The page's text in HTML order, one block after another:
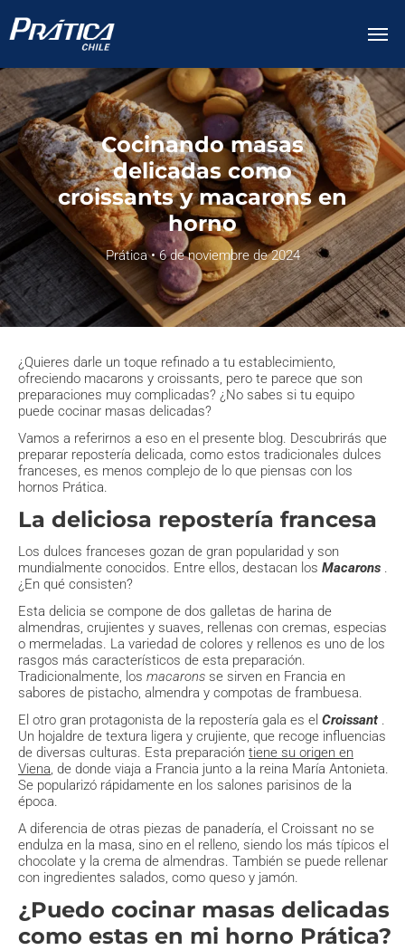
Cocinando masas
delicadas como
croissants y macarons en
horno
Prática • 6 de noviembre de 2024
¿Quieres darle un toque refinado a tu establecimiento,
ofreciendo macarons y croissants, pero te parece que son
preparaciones muy complicadas? ¿No sabes si tu equipo
puede cocinar masas delicadas?
Vamos a referirnos a eso en el presente blog. Descubrirás que
preparar repostería delicada, como estos tradicionales dulces
franceses, es menos complejo de lo que piensas con los
hornos Prática.
La deliciosa repostería francesa
Los dulces franceses gozan de gran popularidad y son
mundialmente conocidos. Entre ellos, destacan los Macarons .
¿En qué consisten?
Esta delicia se compone de dos galletas de harina de
almendras, crujientes y suaves, rellenas con cremas, especias
o mermeladas. La variedad de colores y rellenos es uno de los
rasgos más característicos de esta preparación.
Tradicionalmente, los macarons se sirven en Francia en
sabores de pistacho, almendra y compotas de frambuesa.
El otro gran protagonista de la repostería gala es el Croissant .
Un hojaldre de textura ligera y crujiente, que recoge influencias
de diversas culturas. Esta preparación tiene su origen en
Viena, de donde viaja a Francia junto a la reina María Antonieta.
Se popularizó rápidamente en los salones parisinos de la
época.
A diferencia de otras piezas de panadería, el Croissant no se
endulza en la masa, sino en el relleno, siendo los más típicos el
chocolate y la crema de almendras. También se puede rellenar
con ingredientes salados, como queso y jamón.
¿Puedo cocinar masas delicadas
como estas en mi horno Prática?